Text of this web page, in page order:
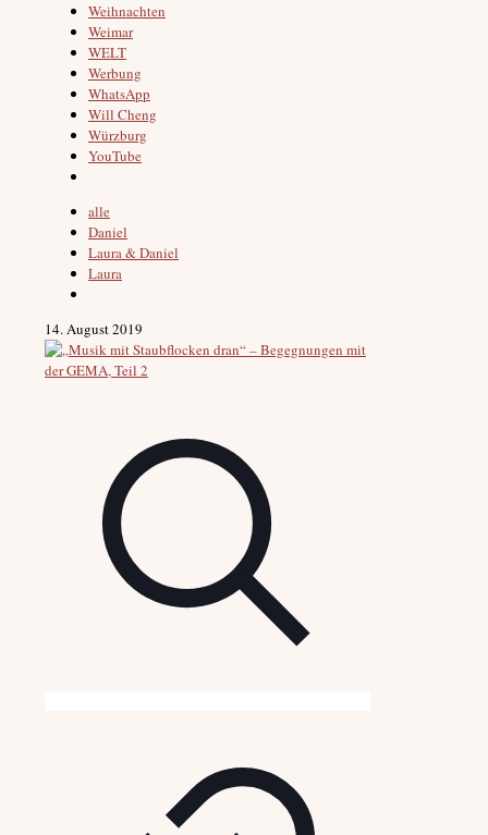
Weihnachten
Weimar
WELT
Werbung
WhatsApp
Will Cheng
Würzburg
YouTube
alle
Daniel
Laura & Daniel
Laura
14. August 2019